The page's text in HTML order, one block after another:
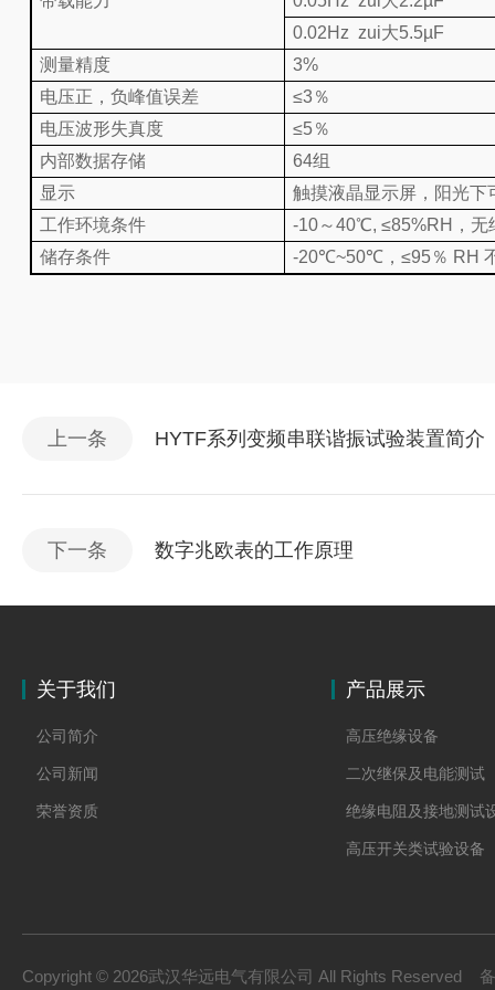
0.02Hz zui大5.5µF
测量精度
3%
电压正，负峰值误差
≤3％
电压波形失真度
≤5％
内部数据存储
64组
显示
触摸液晶显示屏，阳光下
工作环境条件
-10～40℃, ≤85%RH，无
储存条件
-20℃~50℃，≤95％ RH
上一条 HYTF系列变频串联谐振试验装置简介
下一条 数字兆欧表的工作原理
关于我们
公司简介
公司新闻
荣誉资质
产品展示
高压绝缘设备
二次继保及电能测试
绝缘电阻及接地测试
高压开关类试验设备
Copyright © 2026武汉华远电气有限公司 All Rights Reserved